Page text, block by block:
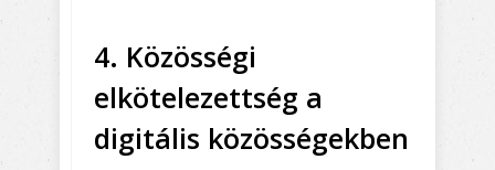
4. Közösségi
elkötelezettség a
digitális közösségekben